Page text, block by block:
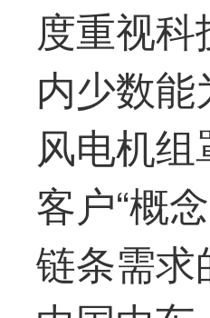
度重视
内少数
风电机
客户“概
链条需求